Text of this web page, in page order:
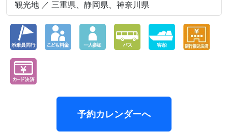
観光地 ／ 三重県、静岡県、神奈川県
予約カレンダーへ